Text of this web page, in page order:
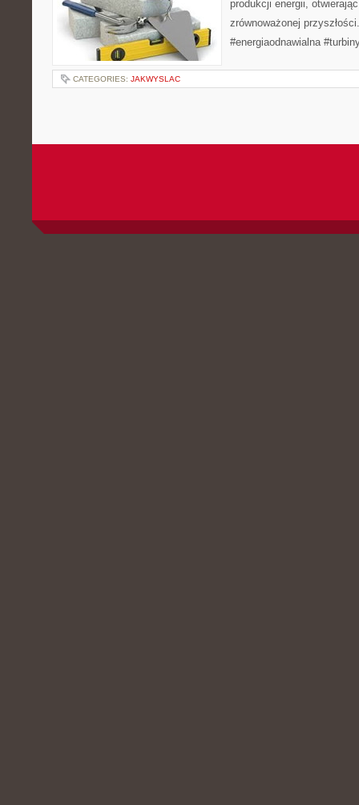
produkcji energii,
zrównoważonej
#energiaodnawialna
CATEGORIES: JAKWYSLAC